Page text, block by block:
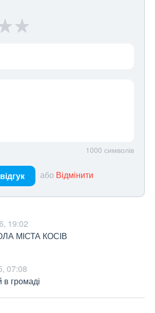
1000 символів
або Відмінити
19:02
МІСТА КОСІВ
07:08
громаді